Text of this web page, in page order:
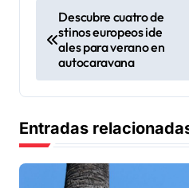
e
g
a
c
Descubre cuatro de
stinos europeos ide
ales para verano en
autocaravana
Entradas